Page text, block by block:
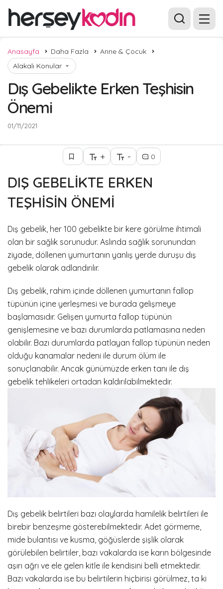
Anasayfa Daha Fazla
Anne & Çocuk
Alakalı Konular
Dış Gebelikte Erken Teşhisin
Önemi
01/11/2021
+ - 0
DIŞ GEBELİKTE ERKEN
TEŞHİSİN ÖNEMİ
Dış gebelik, her 100 gebelikte bir kere görülme ihtimali
olan bir sağlık sorunudur. Aslında sağlık sorunundan
ziyade, döllenen yumurtanın yanlış yerde duruşu dış
gebelik olarak adlandırılır.
Dış gebelik, rahim içinde döllenen yumurtanın fallop
tüpünün içine yerleşmesi ve burada gelişmeye
başlamasıdır. Gelişen yumurta fallop tüpünün
genişlemesine ve bazı durumlarda patlamasına neden
olabilir. Bazı durumlarda patlayan fallop tüpünün neden
olduğu kanamalar nedeni ile durum ölüm ile
sonuçlanabilir. Ancak günümüzde erken tanı ile dış
gebelik tehlikeleri ortadan kaldırılabilmektedir.
Dış gebelik belirtileri bazı olaylarda hamilelik belirtileri ile
birebir benzeşme gösterebilmektedir. Adet görmeme,
mide bulantısı ve kusma, göğüslerde şişlik olarak
görülebilen belirtiler, bazı vakalarda ise karın bölgesinde
aşırı ağrı ve ele gelen kitle ile kendisini belli etmektedir.
Bazı vakalarda ise bu belirtilerin hiçbirisi görülmez, ta ki